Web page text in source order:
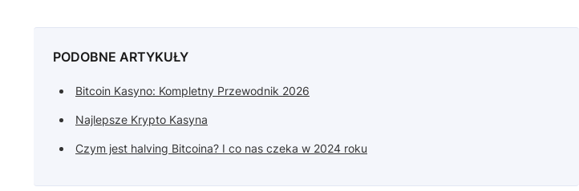
PODOBNE ARTYKUŁY
Bitcoin Kasyno: Kompletny Przewodnik 2026
Najlepsze Krypto Kasyna
Czym jest halving Bitcoina? I co nas czeka w 2024 roku